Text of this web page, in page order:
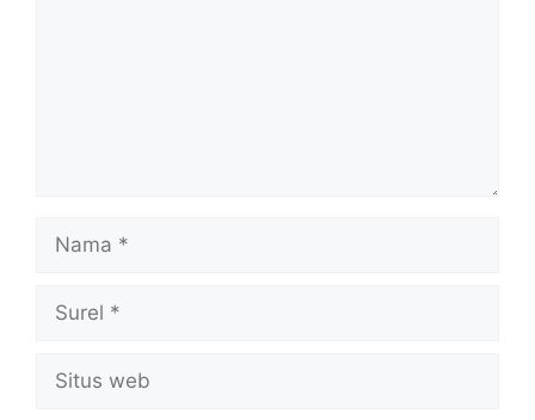
Nama
Surel
Situs
web